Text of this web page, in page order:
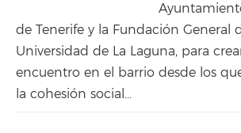
de Tenerife y la Fundación General
Universidad de La Laguna, para
encuentro en el barrio desde los
la cohesión social...